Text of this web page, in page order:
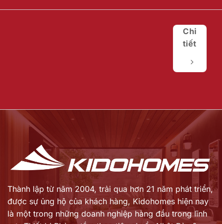
Chi
tiết
Thành lập từ năm 2004, trải qua hơn 21 năm phát triển,
được sự ủng hộ của khách hàng, Kidohomes hiện nay
là một trong những doanh nghiệp hàng đầu trong lĩnh